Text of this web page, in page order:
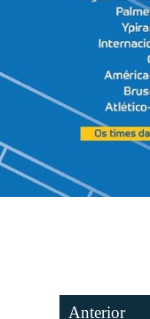
Anterior